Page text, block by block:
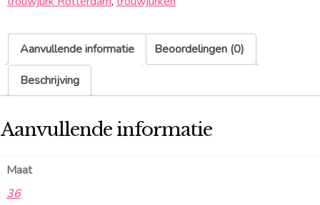
Aanvullende informatie
Beoordelingen (0)
Beschrijving
Aanvullende informatie
Maat
36